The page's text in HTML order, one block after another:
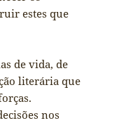
estes que
de vida, de
literária que
nos